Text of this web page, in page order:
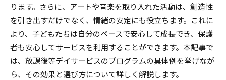
ります。さらに、アートや音楽を取り入れた活動は、創造性
を引き出すだけでなく、情緒の安定にも役立ちます。これに
より、子どもたちは自分のペースで安心して成長でき、保護
者も安心してサービスを利用することができます。本記事で
は、放課後等デイサービスのプログラムの具体例を挙げなが
ら、その効果と選び方について詳しく解説します。